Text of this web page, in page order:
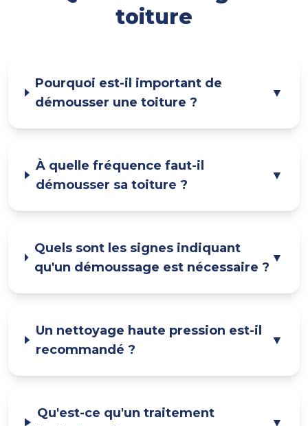
toiture
Pourquoi est-il important de
démousser une toiture ?
▼
À quelle fréquence faut-il
démousser sa toiture ?
▼
Quels sont les signes indiquant
qu'un démoussage est nécessaire ?
▼
Un nettoyage haute pression est-il
recommandé ?
▼
Qu'est-ce qu'un traitement
▼